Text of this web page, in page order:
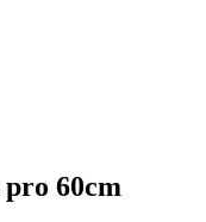
60cm